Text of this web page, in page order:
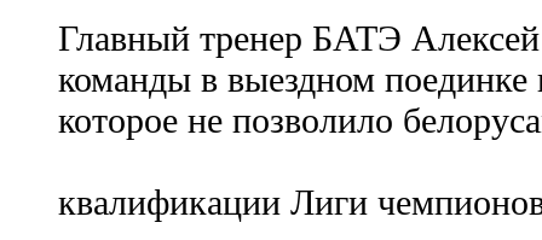
Главный тренер БАТЭ
команды в выездном
которое не позволило
квалификации Лиги